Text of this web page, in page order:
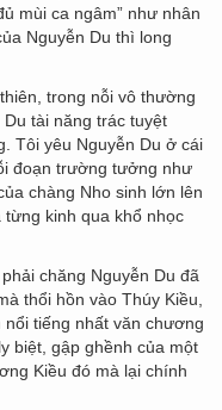
mùi ca ngâm” như nhân
Nguyễn Du thì long
trong nỗi vô thường
tài năng trác tuyệt
Tôi yêu Nguyễn Du ở cái
đoạn trường tưởng như
chàng Nho sinh lớn lên
kinh qua khổ nhọc
chăng Nguyễn Du đã
thổi hồn vào Thúy Kiều,
tiếng nhất văn chương
biệt, gập ghềnh của một
Kiều đó mà lại chính